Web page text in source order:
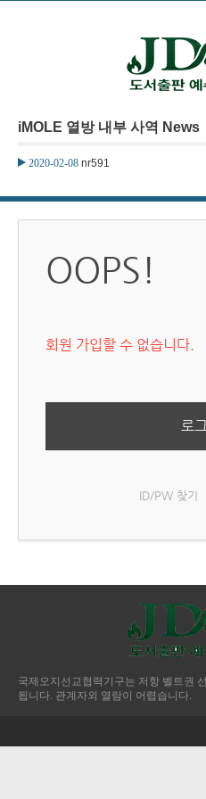
iMOLE 열방 내부 사역 News
2020-02-08 nr591
OOPS!
회원 가입할 수 없습니다.
로
ID/PW 찾기
국제오지선교협력기구는 저항 벨트권
됩니다. 관계자외 열람이 어렵습니다.